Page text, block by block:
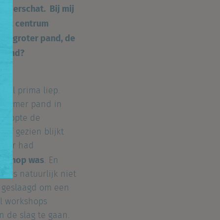
Bij mij
centrum
groter pand, de
al prima liep.
pand in
de
gezien blijkt
had
was. En
is natuurlijk niet
om een
workshops
de slag te gaan.